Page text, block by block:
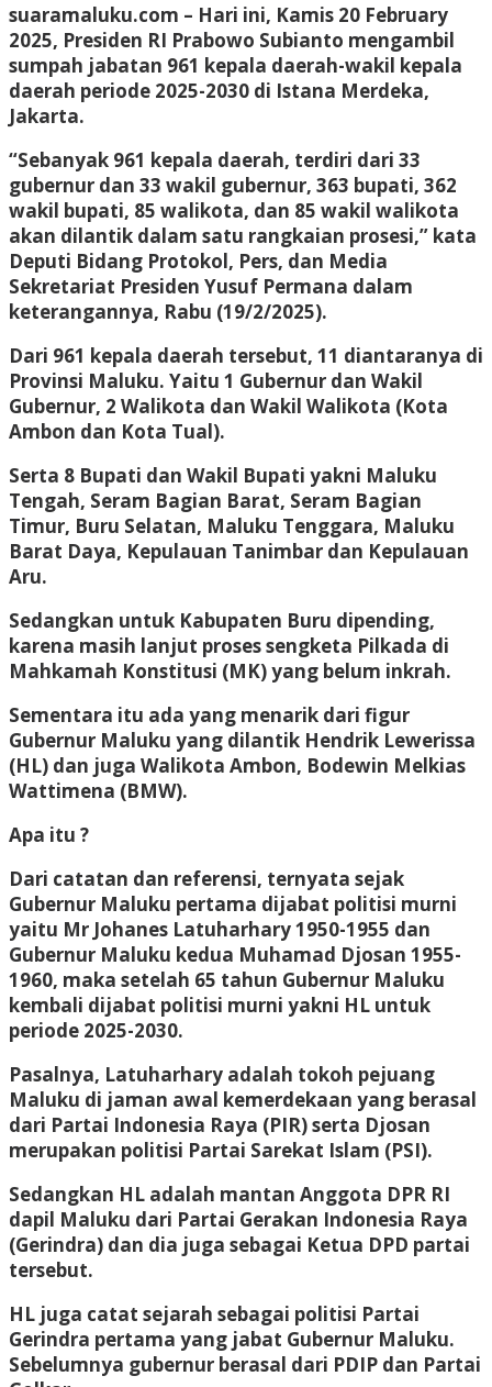
suaramaluku.com – Hari ini, Kamis 20 February
2025, Presiden RI Prabowo Subianto mengambil
sumpah jabatan 961 kepala daerah-wakil kepala
daerah periode 2025-2030 di Istana Merdeka,
Jakarta.
“Sebanyak 961 kepala daerah, terdiri dari 33
gubernur dan 33 wakil gubernur, 363 bupati, 362
wakil bupati, 85 walikota, dan 85 wakil walikota
akan dilantik dalam satu rangkaian prosesi,” kata
Deputi Bidang Protokol, Pers, dan Media
Sekretariat Presiden Yusuf Permana dalam
keterangannya, Rabu (19/2/2025).
Dari 961 kepala daerah tersebut, 11 diantaranya di
Provinsi Maluku. Yaitu 1 Gubernur dan Wakil
Gubernur, 2 Walikota dan Wakil Walikota (Kota
Ambon dan Kota Tual).
Serta 8 Bupati dan Wakil Bupati yakni Maluku
Tengah, Seram Bagian Barat, Seram Bagian
Timur, Buru Selatan, Maluku Tenggara, Maluku
Barat Daya, Kepulauan Tanimbar dan Kepulauan
Aru.
Sedangkan untuk Kabupaten Buru dipending,
karena masih lanjut proses sengketa Pilkada di
Mahkamah Konstitusi (MK) yang belum inkrah.
Sementara itu ada yang menarik dari figur
Gubernur Maluku yang dilantik Hendrik Lewerissa
(HL) dan juga Walikota Ambon, Bodewin Melkias
Wattimena (BMW).
Apa itu ?
Dari catatan dan referensi, ternyata sejak
Gubernur Maluku pertama dijabat politisi murni
yaitu Mr Johanes Latuharhary 1950-1955 dan
Gubernur Maluku kedua Muhamad Djosan 1955-
1960, maka setelah 65 tahun Gubernur Maluku
kembali dijabat politisi murni yakni HL untuk
periode 2025-2030.
Pasalnya, Latuharhary adalah tokoh pejuang
Maluku di jaman awal kemerdekaan yang berasal
dari Partai Indonesia Raya (PIR) serta Djosan
merupakan politisi Partai Sarekat Islam (PSI).
Sedangkan HL adalah mantan Anggota DPR RI
dapil Maluku dari Partai Gerakan Indonesia Raya
(Gerindra) dan dia juga sebagai Ketua DPD partai
tersebut.
HL juga catat sejarah sebagai politisi Partai
Gerindra pertama yang jabat Gubernur Maluku.
Sebelumnya gubernur berasal dari PDIP dan Partai